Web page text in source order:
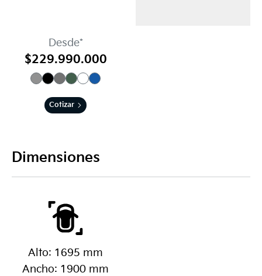
Desde*
$229.990.000
Cotizar
Dimensiones
Alto: 1695 mm
Ancho: 1900 mm